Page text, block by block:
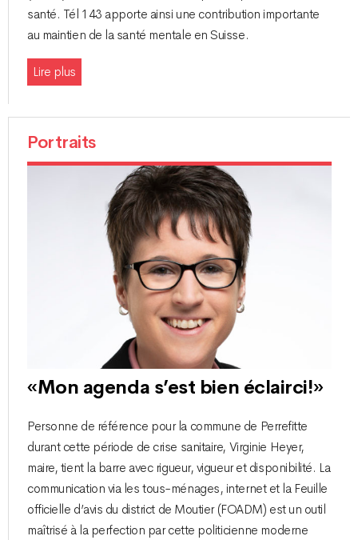
santé. Tél 143 apporte ainsi une contribution importante
au maintien de la santé mentale en Suisse.
Lire plus
Portraits
«Mon agenda s’est bien éclairci!»
Personne de référence pour la commune de Perrefitte
durant cette période de crise sanitaire, Virginie Heyer,
maire, tient la barre avec rigueur, vigueur et disponibilité. La
communication via les tous-ménages, internet et la Feuille
officielle d’avis du district de Moutier (FOADM) est un outil
maîtrisé à la perfection par cette politicienne moderne